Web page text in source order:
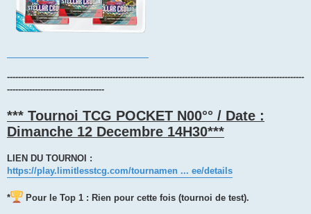
-----------------------------------------------------------------------------------------------------------
-----------------------------------
*** Tournoi TCG POCKET N00°° / Date :
Dimanche 12 Decembre 14H30***
LIEN DU TOURNOI :
https://play.limitlesstcg.com/tournamen ... ee/details
* Pour le Top 1 : Rien pour cette fois (tournoi de test).